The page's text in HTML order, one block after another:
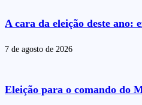
A cara da eleição deste
7 de agosto de 2026
Eleição para o comando do